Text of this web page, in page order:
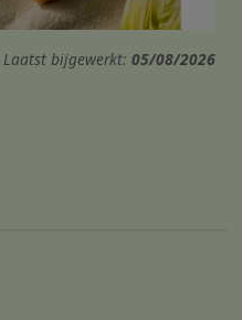
Laatst bijgewerkt: 05/08/2026